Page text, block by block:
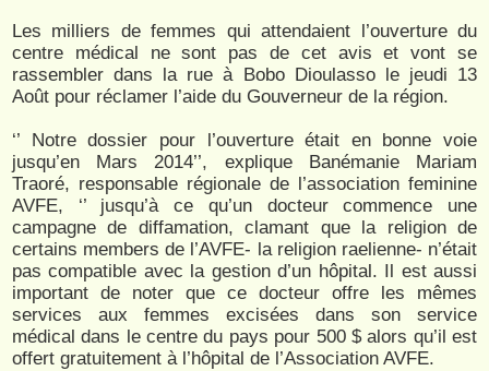
Les milliers de femmes qui attendaient l’ouverture du
centre médical ne sont pas de cet avis et vont se
rassembler dans la rue à Bobo Dioulasso le jeudi 13
Août pour réclamer l’aide du Gouverneur de la région.
‘’ Notre dossier pour l’ouverture était en bonne voie
jusqu’en Mars 2014’’, explique Banémanie Mariam
Traoré, responsable régionale de l’association feminine
AVFE, ‘’ jusqu’à ce qu’un docteur commence une
campagne de diffamation, clamant que la religion de
certains members de l’AVFE- la religion raelienne- n’était
pas compatible avec la gestion d’un hôpital. Il est aussi
important de noter que ce docteur offre les mêmes
services aux femmes excisées dans son service
médical dans le centre du pays pour 500 $ alors qu’il est
offert gratuitement à l’hôpital de l’Association AVFE.